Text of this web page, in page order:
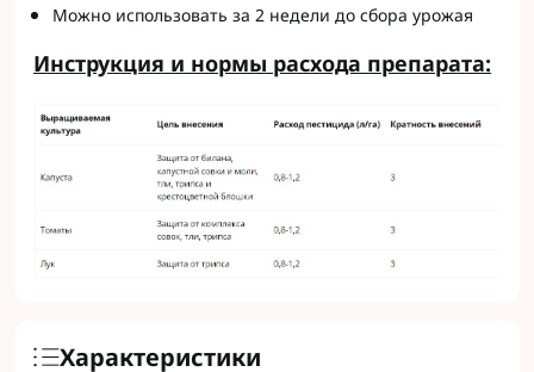
Можно использовать за 2 недели до сбора урожая
Инструкция и нормы рaсхода прeпaрaтa:
Характеристики